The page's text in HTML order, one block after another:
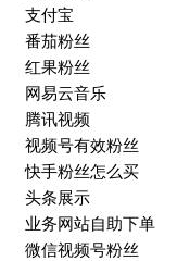
支付宝
番茄粉丝
红果粉丝
网易云音乐
腾讯视频
视频号有效粉丝
快手粉丝怎么买
头条展示
业务网站自助下单
微信视频号粉丝